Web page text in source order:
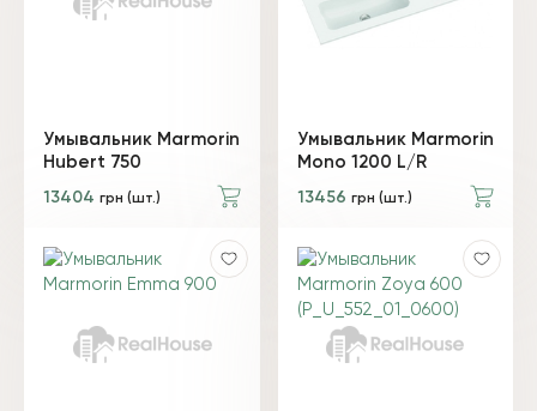
Умывальник Marmorin
Hubert 750
13404 грн (шт.)
Умывальник Marmorin
Mono 1200 L/R
13456 грн (шт.)